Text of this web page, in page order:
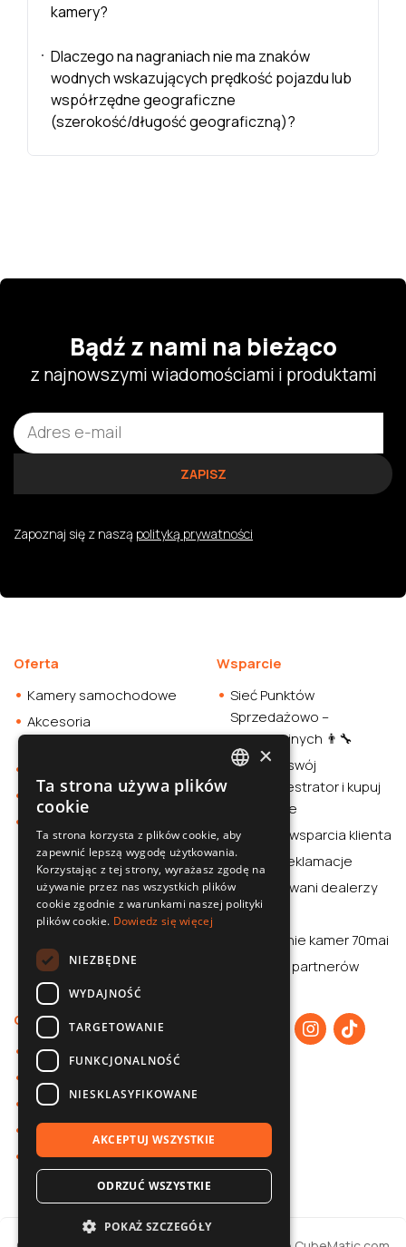
kamery?
Dlaczego na nagraniach nie ma znaków
wodnych wskazujących prędkość pojazdu lub
współrzędne geograficzne
(szerokość/długość geograficzną)?
Bądź z nami na bieżąco
z najnowszymi wiadomościami i produktami
Zapoznaj się z naszą polityką prywatności
Oferta
Kamery samochodowe
Akcesoria
Stacja zasilania
Wsparcie
Sieć Punktów
Sprzedażowo –
Instalacyjnych 👨‍🔧
Sprawdź swój
wideorejestrator i kupuj
rozważnie
Centrum wsparcia klienta
Zwroty i reklamacje
Autoryzowani dealerzy
Aplikacja
Porównanie kamer 70mai
70mai dla partnerów
O nas
O 70mai
Polityka prywatności
Współpraca B2B
Baza wiedzy
Kontakt
ENGLISH
×
Ta strona używa plików
cookie
Ta strona korzysta z plików cookie, aby
zapewnić lepszą wygodę użytkowania.
Korzystając z tej strony, wyrażasz zgodę na
używanie przez nas wszystkich plików
cookie zgodnie z warunkami naszej polityki
plików cookie. Dowiedz się więcej
NIEZBĘDNE
WYDAJNOŚĆ
TARGETOWANIE
FUNKCJONALNOŚĆ
NIESKLASYFIKOWANE
AKCEPTUJ WSZYSTKIE
ODRZUĆ WSZYSTKIE
POKAŻ SZCZEGÓŁY